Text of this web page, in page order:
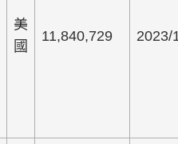
美
國
11,840,729 2023/